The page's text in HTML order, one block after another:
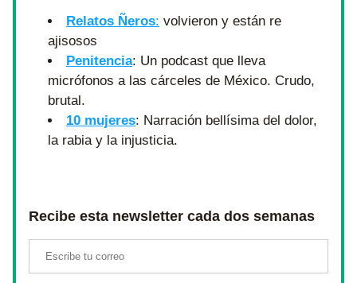
Relatos Ñeros: volvieron y están re
ajisosos
Penitencia: Un podcast que lleva
micrófonos a las cárceles de México. Crudo,
brutal.
10 mujeres: Narración bellísima del dolor,
la rabia y la injusticia.
Recibe esta newsletter cada dos semanas